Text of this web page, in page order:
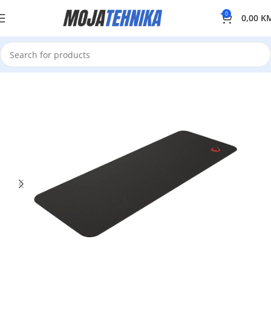
0 0,00